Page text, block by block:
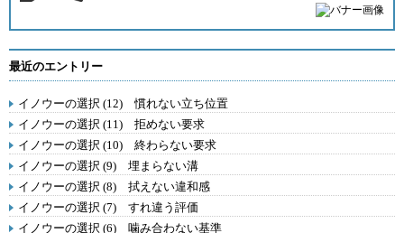
最近のエントリー
イノウーの選択 (12) 慣れない立ち位置
イノウーの選択 (11) 拒めない要求
イノウーの選択 (10) 終わらない要求
イノウーの選択 (9) 埋まらない溝
イノウーの選択 (8) 拭えない違和感
イノウーの選択 (7) すれ違う評価
イノウーの選択 (6) 噛み合わない基準